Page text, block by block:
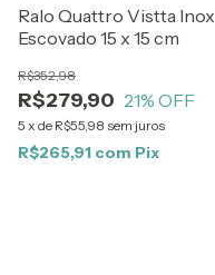
Ralo Quattro Vistta Inox
Escovado 15 x 15 cm
R$279,90
R$352,98
21% OFF
5 x de R$55,98 sem juros
R$265,91 com Pix